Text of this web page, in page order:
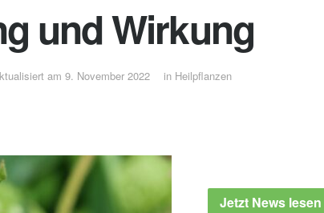
und Wirkung
am 9. November 2022 in Heilpflanzen
Jetzt News lesen